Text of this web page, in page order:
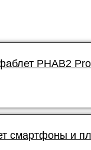
PHAB2
смартфоны и